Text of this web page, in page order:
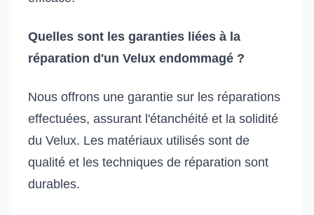
Quelles sont les garanties liées à la
réparation d'un Velux endommagé ?
Nous offrons une garantie sur les réparations
effectuées, assurant l'étanchéité et la solidité
du Velux. Les matériaux utilisés sont de
qualité et les techniques de réparation sont
durables.